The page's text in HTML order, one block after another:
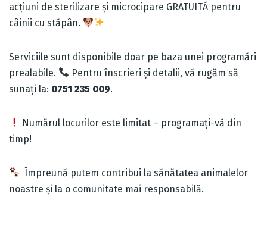
acțiuni de sterilizare și microcipare GRATUITĂ pentru
câinii cu stăpân.
Serviciile sunt disponibile doar pe baza unei programări
prealabile.
Pentru înscrieri și detalii, vă rugăm să
sunați la: 0751 235 009.
Numărul locurilor este limitat – programați-vă din
timp!
Împreună putem contribui la sănătatea animalelor
noastre și la o comunitate mai responsabilă.